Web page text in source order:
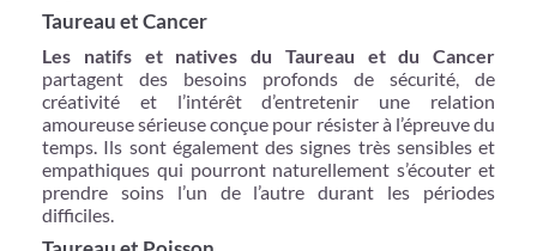
Taureau et Cancer
Les natifs et natives du Taureau et du Cancer
partagent des besoins profonds de sécurité, de
créativité et l’intérêt d’entretenir une relation
amoureuse sérieuse conçue pour résister à l’épreuve du
temps. Ils sont également des signes très sensibles et
empathiques qui pourront naturellement s’écouter et
prendre soins l’un de l’autre durant les périodes
difficiles.